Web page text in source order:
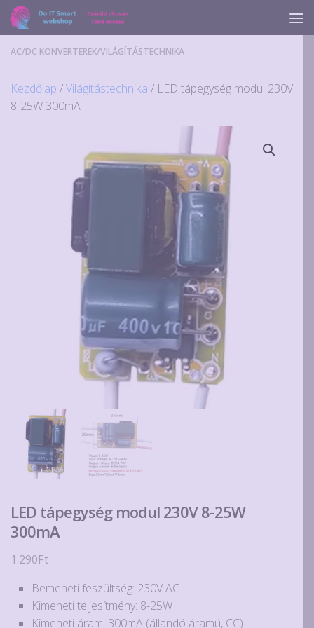
Skip to content
AC/DC KONVERTEREK/VILÁGÍTÁSTECHNIKA
Kezdőlap /Világítástechnika / LED tápegység modul 230V
8-25W 300mA
LED tápegység modul 230V 8-25W
300mA
1.290Ft
Bemeneti feszültség: 230V AC
Kimeneti teljesítmény: 8-25W
Kimeneti áram: 300mA (állandó áramú, CC)